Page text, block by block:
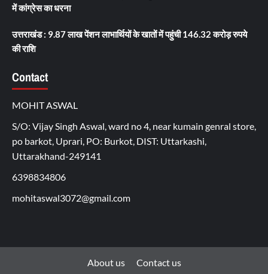
में कांग्रेस का धरना
उत्तराखंड : 9.87 लाख पेंशन लाभार्थियों के खातों में पहुंची 146.32 करोड़ रुपये
की राशि
Contact
MOHIT ASWAL
S/O: Vijay Singh Aswal, ward no 4, near kumain genral store,
po barkot, Uprari, PO: Burkot, DIST: Uttarkashi,
Uttarakhand-249141
6398834806
mohitaswal3072@gmail.com
About us Contact us